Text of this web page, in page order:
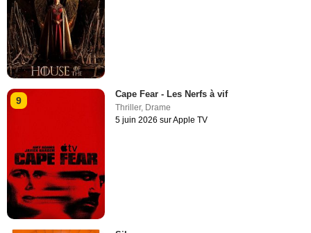
9
Cape Fear - Les Nerfs à vif
Thriller, Drame
5 juin 2026 sur Apple TV